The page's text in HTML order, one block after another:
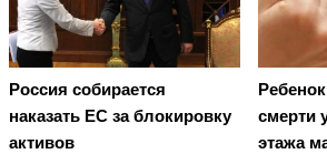
Россия собирается
наказать EC за блокировку
активов
смерти
этажа